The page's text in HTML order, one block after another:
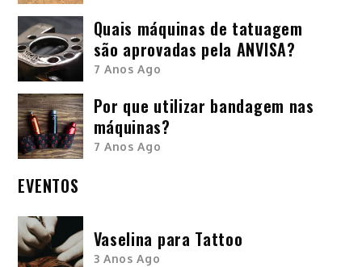
Quais máquinas de tatuagem
são aprovadas pela ANVISA?
7 Anos Ago
Por que utilizar bandagem nas
máquinas?
7 Anos Ago
EVENTOS
Vaselina para Tattoo
3 Anos Ago